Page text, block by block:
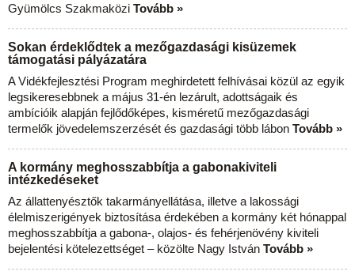
Gyümölcs Szakmaközi Tovább »
Sokan érdeklődtek a mezőgazdasági kisüzemek
támogatási pályázatára
A Vidékfejlesztési Program meghirdetett felhívásai közül az egyik
legsikeresebbnek a május 31-én lezárult, adottságaik és
ambícióik alapján fejlődőképes, kisméretű mezőgazdasági
termelők jövedelemszerzését és gazdasági több lábon Tovább »
A kormány meghosszabbítja a gabonakiviteli
intézkedéseket
Az állattenyésztők takarmányellátása, illetve a lakossági
élelmiszerigények biztosítása érdekében a kormány két hónappal
meghosszabbítja a gabona-, olajos- és fehérjenövény kiviteli
bejelentési kötelezettséget – közölte Nagy István Tovább »